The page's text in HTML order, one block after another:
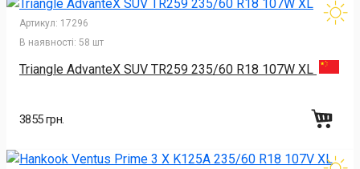
Артикул: 17296
В наявності: 58 шт
Triangle AdvanteX SUV TR259 235/60 R18 107W XL
3855 грн.